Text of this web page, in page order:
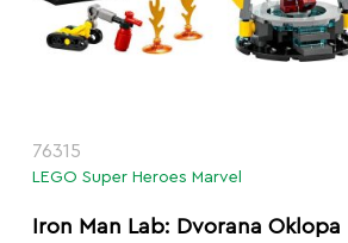
76315
LEGO Super Heroes Marvel
Iron Man Lab: Dvorana Oklopa